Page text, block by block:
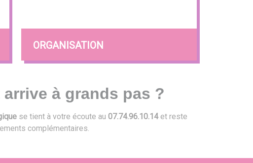
ORGANISATION
à grands pas ?
se tient à votre écoute au 07.74.96.10.14et reste
complémentaires.